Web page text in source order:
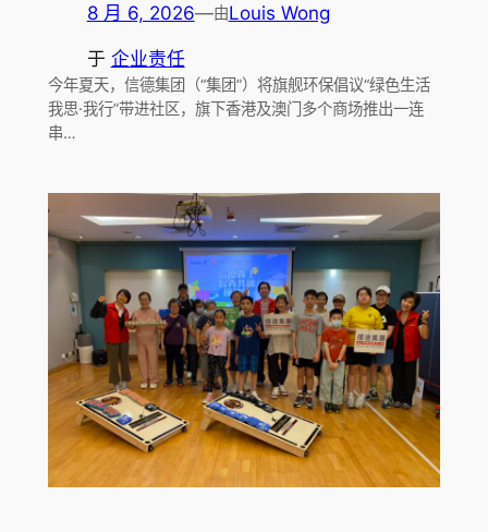
8 月 6, 2026—由Louis Wong
于 企业责任
今年夏天，信德集团（“集团”）将旗舰环保倡议“绿色生活
我思·我行”带进社区，旗下香港及澳门多个商场推出一连
串…